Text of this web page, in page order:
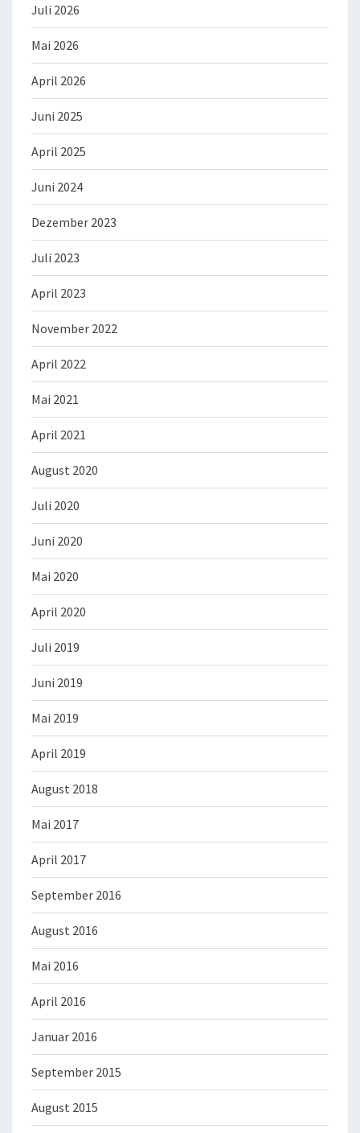
Juli 2026
Mai 2026
April 2026
Juni 2025
April 2025
Juni 2024
Dezember 2023
Juli 2023
April 2023
November 2022
April 2022
Mai 2021
April 2021
August 2020
Juli 2020
Juni 2020
Mai 2020
April 2020
Juli 2019
Juni 2019
Mai 2019
April 2019
August 2018
Mai 2017
April 2017
September 2016
August 2016
Mai 2016
April 2016
Januar 2016
September 2015
August 2015